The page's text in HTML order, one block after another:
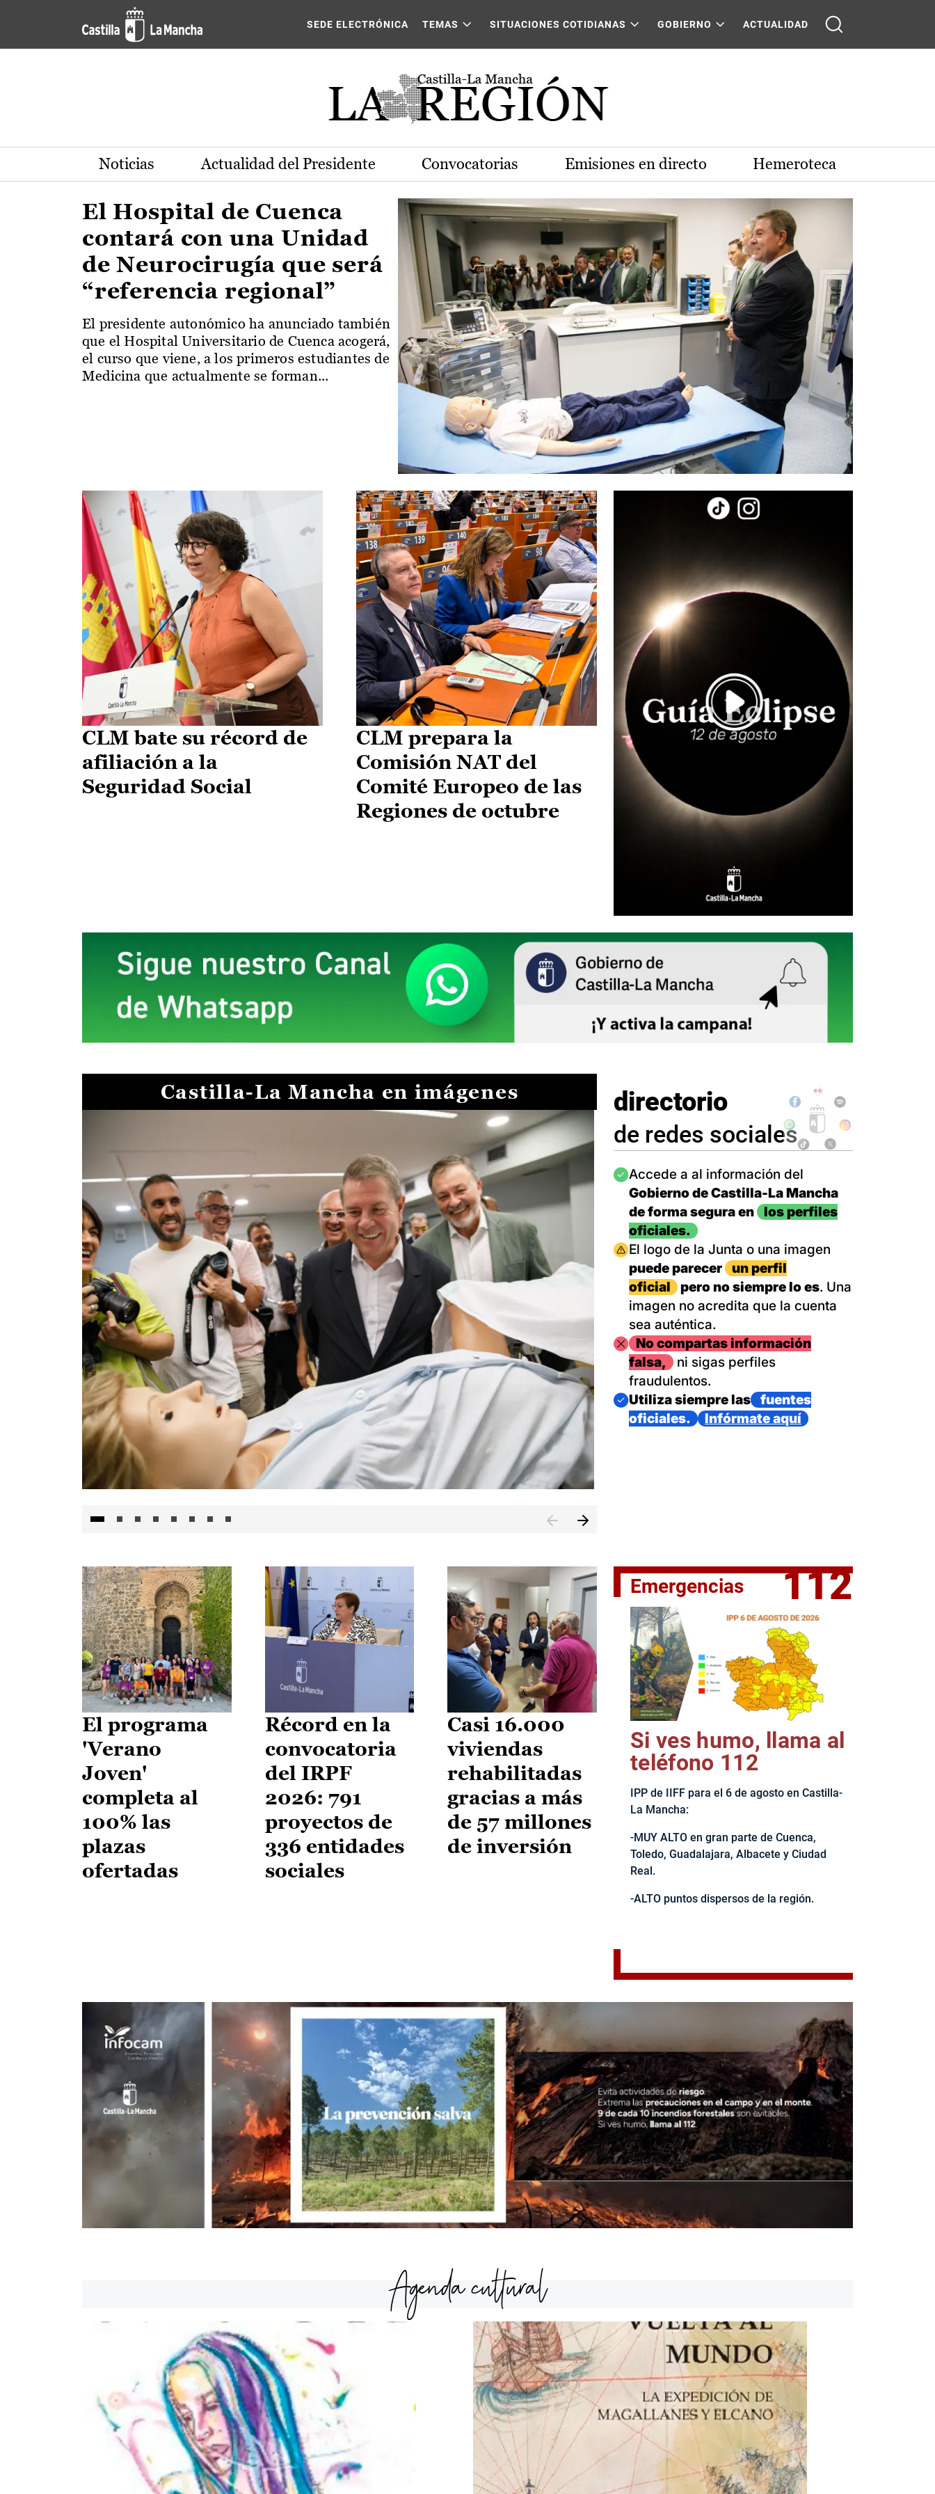
Pasar al contenido principal
Actualidad de la región de Castilla-La Mancha
SEDE ELECTRÓNICA TEMAS SITUACIONES COTIDIANAS GOBIERNO ACTUALIDAD
Noticias Actualidad del Presidente Convocatorias Emisiones en directo Hemeroteca
El Hospital de Cuenca
contará con una Unidad
de Neurocirugía que será
“referencia regional”
El presidente autonómico ha anunciado también
que el Hospital Universitario de Cuenca acogerá,
el curso que viene, a los primeros estudiantes de
Medicina que actualmente se forman...
CLM bate su récord de
afiliación a la
Seguridad Social
CLM prepara la
Comisión NAT del
Comité Europeo de las
Regiones de octubre
Castilla-La Mancha en imágenes
El jefe del Ejecutivo castellanomanchego, Emiliano García-
directorio
de redes sociales
Imagen
Accede a al información del
Gobierno de Castilla-La Mancha
de forma segura en
los perfiles
oficiales.
Imagen
El logo de la Junta o una imagen
puede parecer
un perfil
oficial
pero no siempre lo es. Una
imagen no acredita que la cuenta
sea auténtica.
ImagenNo compartas información
falsa,
ni sigas perfiles
fraudulentos.
Imagen
Utiliza siempre las
fuentes
oficiales.
Infórmate aquí
El programa
'Verano
Joven'
completa al
100% las
plazas
ofertadas
Récord en la
convocatoria
del IRPF
2026: 791
proyectos de
336 entidades
sociales
Casi 16.000
viviendas
rehabilitadas
gracias a más
de 57 millones
de inversión
Emergencias 112
Si ves humo, llama al
teléfono 112
IPP de IIFF para el 6 de agosto en Castilla-
La Mancha:
-MUY ALTO en gran parte de Cuenca,
Toledo, Guadalajara, Albacete y Ciudad
Real.
-ALTO puntos dispersos de la región.
Agenda cultural